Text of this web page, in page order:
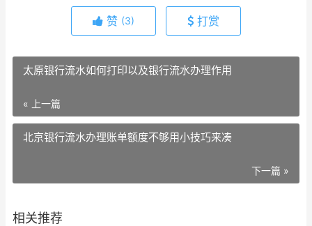
赞 (3) 打赏
太原银行流水如何打印以及银行流水办理作用
« 上一篇
北京银行流水办理账单额度不够用小技巧来凑
下一篇 »
相关推荐